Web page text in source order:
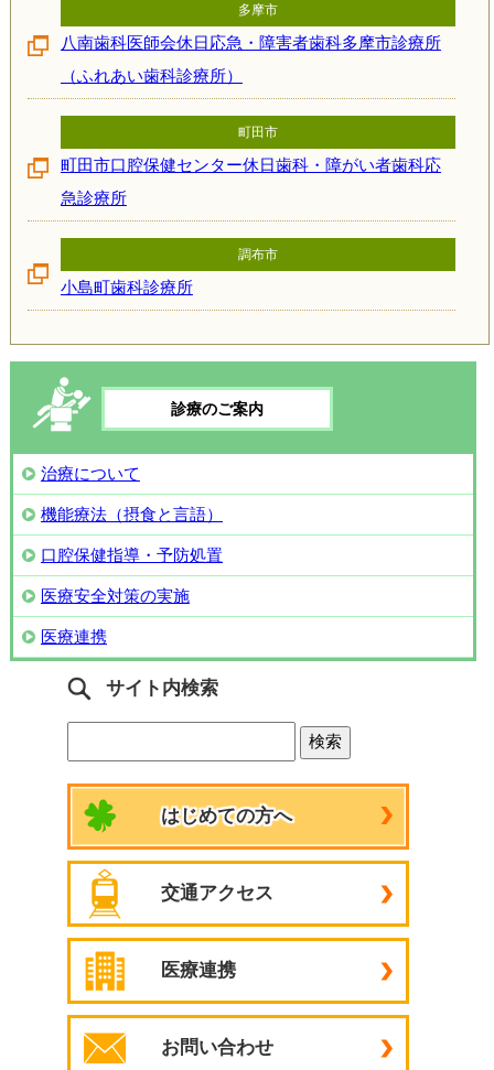
多摩市
八南歯科医師会休日応急・障害者歯科多摩市診療所
（ふれあい歯科診療所）
町田市
町田市口腔保健センター休日歯科・障がい者歯科応
急診療所
調布市
小島町歯科診療所
診療のご案内
治療について
機能療法（摂食と言語）
口腔保健指導・予防処置
医療安全対策の実施
医療連携
サイト内検索
はじめての方へ
交通アクセス
医療連携
お問い合わせ